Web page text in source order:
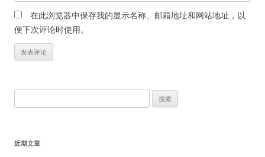
在此浏览器中保存我的显示名称、邮箱地址和网站地址，以
便下次评论时使用。
索：
近期文章